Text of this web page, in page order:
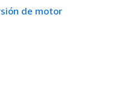
de motor